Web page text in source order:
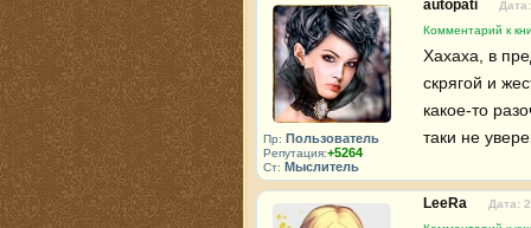
Пр: Пользователь
Репутация:+5264
Ст: Мыслитель
autopati
Комментарий к
Хахаха, в
скрягой и
какое-то
таки не
LeeRa
Дата: